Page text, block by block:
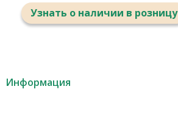
Узнать о наличии в розницу
Информация